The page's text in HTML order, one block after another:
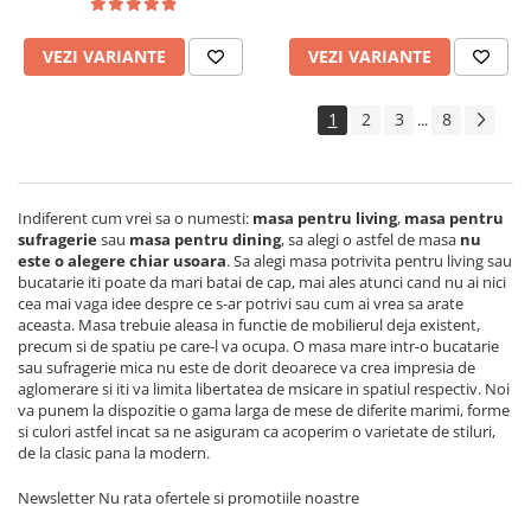
160x96x80 cm si 6 scaune
pliante, tapitate, piele
ecologica, fag
VEZI VARIANTE
pliante, tapitate, piele
ecologica, fag
VEZI VARIANTE
1 2 3 ... 8
Indiferent cum vrei sa o numesti: masa pentru living, masa pentru
sufrageriesau masa pentru dining, sa alegi o astfel de masa nu
este o alegere chiar usoara.Sa alegi masa potrivita pentru living sau
bucatarie iti poate da mari batai de cap, mai ales atunci cand nu ai nici
cea mai vaga idee despre ce s-ar potrivi sau cum ai vrea sa arate
aceasta. Masa trebuie aleasa in functie de mobilierul deja existent,
precum si de spatiu pe care-l va ocupa. O masa mare intr-o bucatarie
sau sufragerie mica nu este de dorit deoarece va crea impresia de
aglomerare si iti va limita libertatea de msicare in spatiul respectiv. Noi
va punem la dispozitie o gama larga de mese de diferite marimi, forme
si culori astfel incat sa ne asiguram ca acoperim o varietate de stiluri,
de la clasic pana la modern.
Newsletter Nu rata ofertele si promotiile noastre